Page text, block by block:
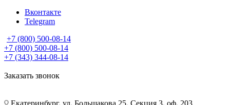
Вконтакте
Telegram
+7 (800) 500-08-14
+7 (800) 500-08-14
+7 (343) 344-08-14
Заказать звонок
Екатеринбург, ул. Большакова 25, Секция 3, оф. 203